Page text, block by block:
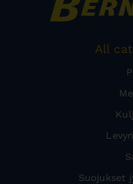
All
Suojukset